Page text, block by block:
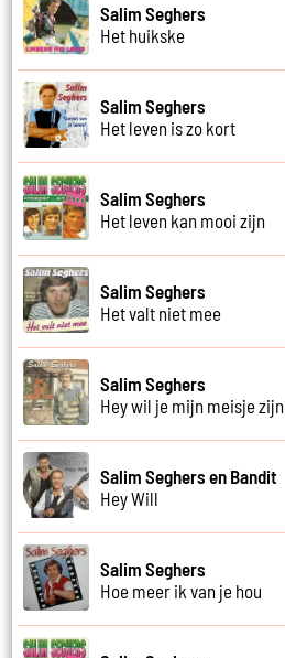
Salim Seghers
Het huikske
Salim Seghers
Het leven is zo kort
Salim Seghers
Het leven kan mooi zijn
Salim Seghers
Het valt niet mee
Salim Seghers
Hey wil je mijn meisje zijn
Salim Seghers en Bandit
Hey Will
Salim Seghers
Hoe meer ik van je hou